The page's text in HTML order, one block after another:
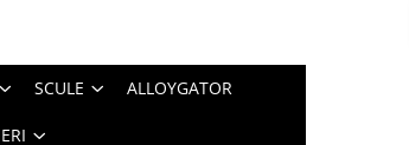
SCULE ALLOYGATOR